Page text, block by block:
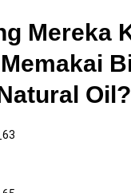
Mereka
Oil?